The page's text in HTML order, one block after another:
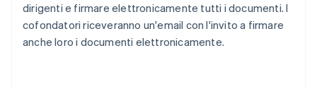
dirigenti e firmare elettronicamente tutti i documenti. I
cofondatori riceveranno un'email con l'invito a firmare
anche loro i documenti elettronicamente.